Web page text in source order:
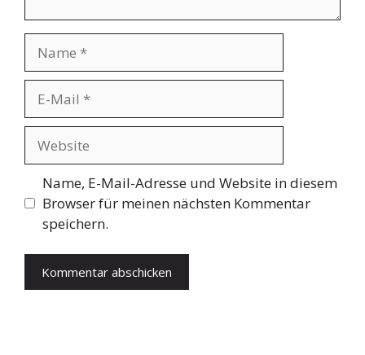
Mail
Name, E-Mail-Adresse und Website in diesem
Browser für meinen nächsten Kommentar
speichern.